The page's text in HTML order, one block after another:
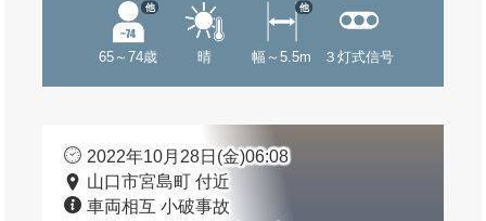
65～74歳
他
晴 幅～5.5m
他
３灯式信号
2022年10月28日(金)06:08
山口市宮島町 付近
車両相互 小破事故